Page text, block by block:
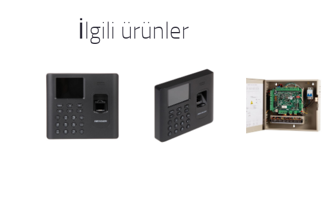
İlgili ürünler